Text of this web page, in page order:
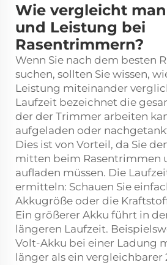
Wie vergleicht
und Leistung bei
Rasentrimmern?
Wenn Sie nach dem besten
suchen, sollten Sie wissen,
Leistung miteinander
Laufzeit bezeichnet die
der der Trimmer arbeiten
aufgeladen oder
Dies ist von Vorteil, da Sie
mitten beim Rasentrimmen
aufladen müssen. Die
ermitteln: Schauen Sie
Akkugröße oder die
Ein größerer Akku führt in
längeren Laufzeit.
Volt-Akku bei einer Ladung
länger als ein vergleichbarer